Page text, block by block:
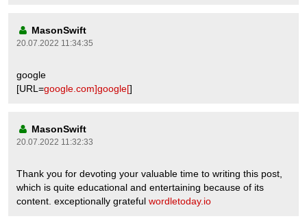
MasonSwift
20.07.2022 11:34:35
google
[URL=google.com]google[]
MasonSwift
20.07.2022 11:32:33
Thank you for devoting your valuable time to writing this post,
which is quite educational and entertaining because of its
content. exceptionally grateful wordletoday.io